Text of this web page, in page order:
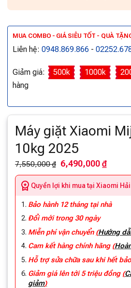
MUA COMBO - GIÁ SIÊU TỐT - QUÀ
Liên hệ: 0948.869.866 -
Giảm giá: 500k 1000k
hàng
Máy giặt Xiaomi
10kg 2025
7,550,000 ₫ 6,490,000 ₫
Quyền lợi khi mua tại Xiaomi
Bảo hành 12 tháng tại nhà
Đổi mới trong 30 ngày
Miễn phí vận chuyển (Hướng
Cam kết hàng chính hãng (
Hỗ trợ sửa chữa sau khi hết
Giảm giá lên tới 5 triệu đồng (
giảm)